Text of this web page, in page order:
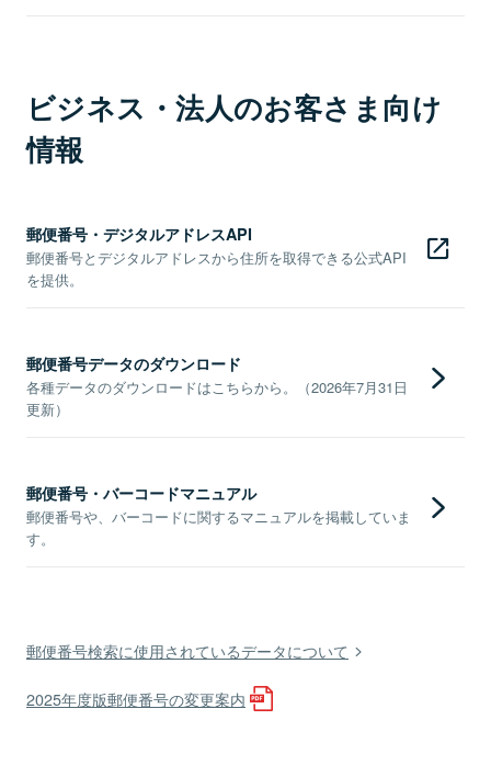
ビジネス・法人のお客さま向け
情報
郵便番号・デジタルアドレスAPI
郵便番号とデジタルアドレスから住所を取得できる公式API
を提供。
郵便番号データのダウンロード
各種データのダウンロードはこちらから。（2026年7月31日
更新）
郵便番号・バーコードマニュアル
郵便番号や、バーコードに関するマニュアルを掲載していま
す。
郵便番号検索に使用されているデータについて
2025年度版郵便番号の変更案内